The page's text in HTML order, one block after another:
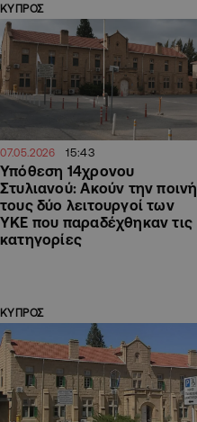
ΚΥΠΡΟΣ
07.05.2026 15:43
Υπόθεση 14χρονου
Στυλιανού: Ακούν την ποινή
τους δύο λειτουργοί των
ΥΚΕ που παραδέχθηκαν τις
κατηγορίες
ΚΥΠΡΟΣ